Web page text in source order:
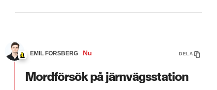
EMIL FORSBERG Nu DELA
Mordförsök på järnvägsstation